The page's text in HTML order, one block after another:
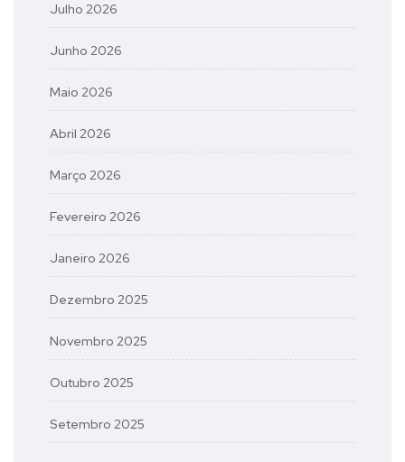
Julho 2026
Junho 2026
Maio 2026
Abril 2026
Março 2026
Fevereiro 2026
Janeiro 2026
Dezembro 2025
Novembro 2025
Outubro 2025
Setembro 2025